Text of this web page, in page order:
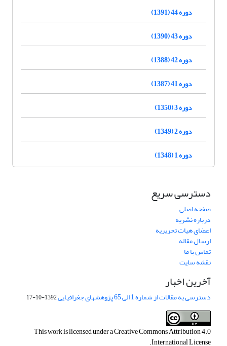
دوره 44 (1391)
دوره 43 (1390)
دوره 42 (1388)
دوره 41 (1387)
دوره 3 (1350)
دوره 2 (1349)
دوره 1 (1348)
دسترسی سریع
صفحه اصلی
درباره نشریه
اعضای هیات تحریریه
ارسال مقاله
تماس با ما
نقشه سایت
آخرین اخبار
دسترسی به مقالات از شماره 1 الی 65 پژوهشهای جغرافیایی 1392-10-17
This work is licensed under aCreative Commons Attribution 4.0
International License
.